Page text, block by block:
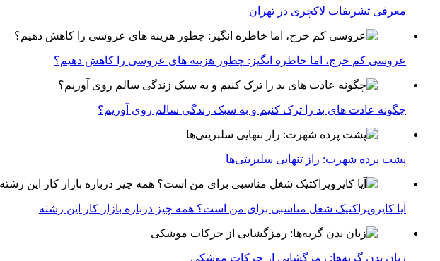
معرفی تشریفات لاکچری در تهران
عروسی کم خرج، اما خاطره انگیز: چطور هزینه های عروسی را کاهش دهیم؟
چگونه عادت‌ های بد را ترک کنیم و به سبک زندگی سالم روی آوریم؟
پشت پرده شهرت: راز تنهایی سلبریتی‌ها
آیا کایروپراکتیک شغل مناسبی برای من است؟ همه چیز درباره بازار کار این رشته
زبان بدن گربه‌ها: رمزگشایی از حرکات موشکی